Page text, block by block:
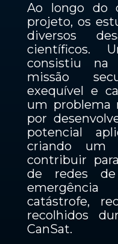
Ao longo do
projeto, os
diversos
científicos.
consistiu na
missão
exequível e
um problema
por
potencial
criando um
contribuir
de redes de
catástrofe,
recolhidos
CanSat.